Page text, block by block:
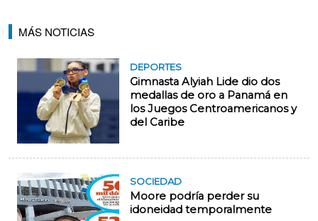
MÁS NOTICIAS
DEPORTES
Gimnasta Alyiah Lide dio dos
medallas de oro a Panamá en
los Juegos Centroamericanos y
del Caribe
SOCIEDAD
Moore podría perder su
idoneidad temporalmente